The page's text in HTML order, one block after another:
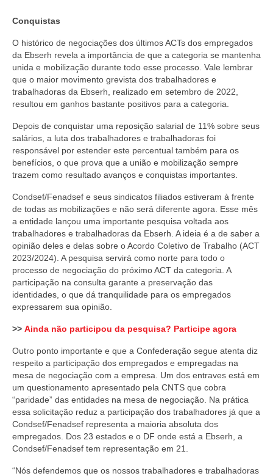
Conquistas
O histórico de negociações dos últimos ACTs dos empregados
da Ebserh revela a importância de que a categoria se mantenha
unida e mobilização durante todo esse processo. Vale lembrar
que o maior movimento grevista dos trabalhadores e
trabalhadoras da Ebserh, realizado em setembro de 2022,
resultou em ganhos bastante positivos para a categoria.
Depois de conquistar uma reposição salarial de 11% sobre seus
salários, a luta dos trabalhadores e trabalhadoras foi
responsável por estender este percentual também para os
benefícios, o que prova que a união e mobilização sempre
trazem como resultado avanços e conquistas importantes.
Condsef/Fenadsef e seus sindicatos filiados estiveram à frente
de todas as mobilizações e não será diferente agora. Esse mês
a entidade lançou uma importante pesquisa voltada aos
trabalhadores e trabalhadoras da Ebserh. A ideia é a de saber a
opinião deles e delas sobre o Acordo Coletivo de Trabalho (ACT
2023/2024). A pesquisa servirá como norte para todo o
processo de negociação do próximo ACT da categoria. A
participação na consulta garante a preservação das
identidades, o que dá tranquilidade para os empregados
expressarem sua opinião.
>> Ainda não participou da pesquisa? Participe agora
Outro ponto importante e que a Confederação segue atenta diz
respeito a participação dos empregados e empregadas na
mesa de negociação com a empresa. Um dos entraves está em
um questionamento apresentado pela CNTS que cobra
“paridade” das entidades na mesa de negociação. Na prática
essa solicitação reduz a participação dos trabalhadores já que a
Condsef/Fenadsef representa a maioria absoluta dos
empregados. Dos 23 estados e o DF onde está a Ebserh, a
Condsef/Fenadsef tem representação em 21.
“Nós defendemos que os nossos trabalhadores e trabalhadoras